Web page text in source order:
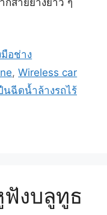
มือช่าง
,Wireless car
นฉีดน้ำล้างรถไร้
ฟังบลูทูธ